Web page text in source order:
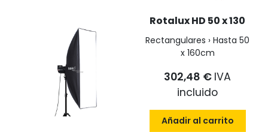
Rotalux HD 50 x 130
Rectangulares › Hasta 50
x 160cm
302,48 € IVA
incluido
Añadir al carrito